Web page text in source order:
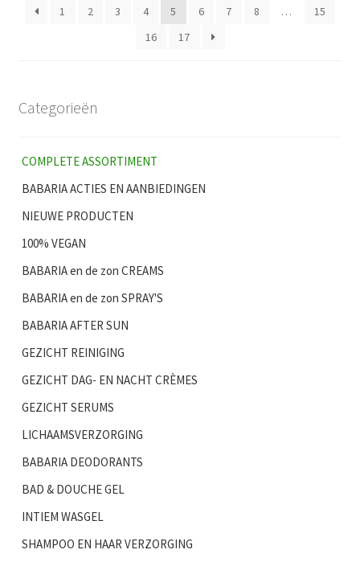
1 2 3 4 5 6 7 8 …
15
16
17
Categorieën
COMPLETE ASSORTIMENT
BABARIA ACTIES EN AANBIEDINGEN
NIEUWE PRODUCTEN
100% VEGAN
BABARIA en de zon CREAMS
BABARIA en de zon SPRAY'S
BABARIA AFTER SUN
GEZICHT REINIGING
GEZICHT DAG- EN NACHT CRÈMES
GEZICHT SERUMS
LICHAAMSVERZORGING
BABARIA DEODORANTS
BAD & DOUCHE GEL
INTIEM WASGEL
SHAMPOO EN HAAR VERZORGING